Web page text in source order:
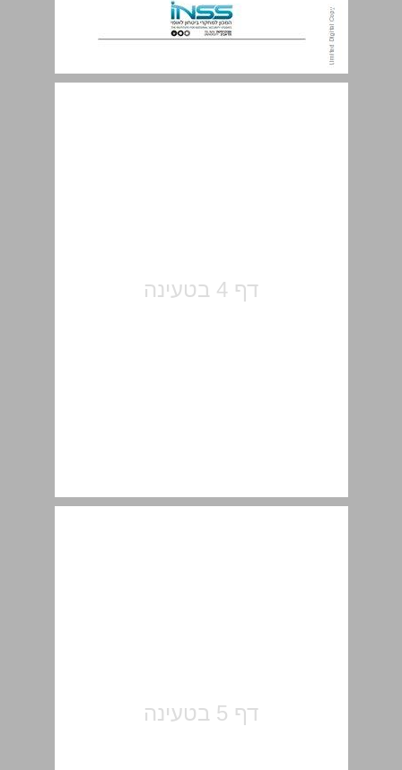
תוכן העניינים ... 5